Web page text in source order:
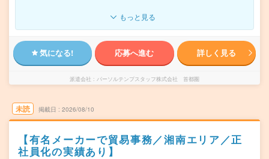
もっと見る
気になる! 応募へ進む 詳しく見る
派遣会社 パーソルテンプスタッフ株式会社 首都圏
未読 掲載日 2026/08/10
【有名メーカーで貿易事務／湘南エリア／正
社員化の実績あり】